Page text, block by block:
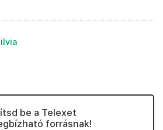
be a Telexet
forrásnak!